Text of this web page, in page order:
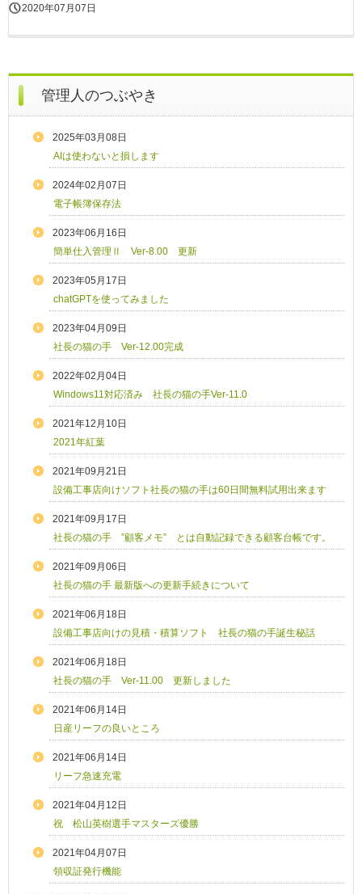
2020年07月07日
管理人のつぶやき
2025年03月08日
AIは使わないと損します
2024年02月07日
電子帳簿保存法
2023年06月16日
簡単仕入管理Ⅱ Ver-8.00 更新
2023年05月17日
chatGPTを使ってみました
2023年04月09日
社長の猫の手 Ver-12.00完成
2022年02月04日
Windows11対応済み 社長の猫の手Ver-11.0
2021年12月10日
2021年紅葉
2021年09月21日
設備工事店向けソフト社長の猫の手は60日間無料試用出来ます
2021年09月17日
社長の猫の手 ”顧客メモ” とは自動記録できる顧客台帳です。
2021年09月06日
社長の猫の手 最新版への更新手続きについて
2021年06月18日
設備工事店向けの見積・積算ソフト 社長の猫の手誕生秘話
2021年06月18日
社長の猫の手 Ver-11.00 更新しました
2021年06月14日
日産リーフの良いところ
2021年06月14日
リーフ急速充電
2021年04月12日
祝 松山英樹選手マスターズ優勝
2021年04月07日
領収証発行機能